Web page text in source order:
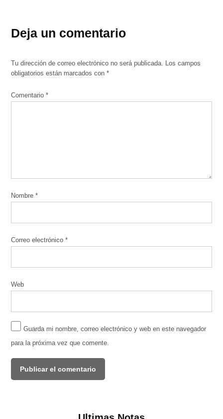
Deja un comentario
Tu dirección de correo electrónico no será publicada. Los campos
obligatorios están marcados con*
Comentario*
Nombre*
Correo electrónico*
Web
Guarda mi nombre, correo electrónico y web en este navegador
para la próxima vez que comente.